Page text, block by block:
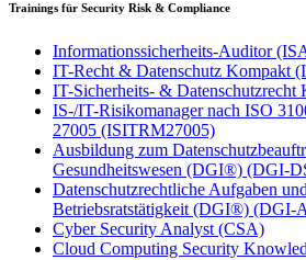
Trainings für Security Risk & Compliance
Informationssicherheits-Auditor
IT-Recht & Datenschutz Kompakt
IT-Sicherheits- & Datenschutzrecht
IS-/IT-Risikomanager nach ISO
27005 (ISITRM27005)
Ausbildung zum
Gesundheitswesen (DGI®) (DGI-
Datenschutzrechtliche Aufgaben
Betriebsratstätigkeit (DGI®) (DGI-
Cyber Security Analyst (CSA)
Cloud Computing Security